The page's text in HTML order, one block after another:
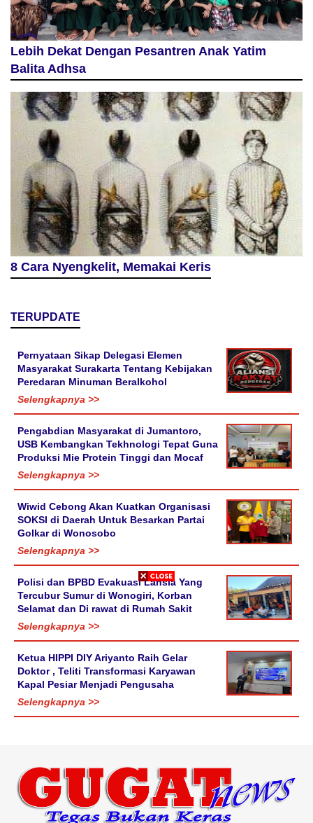
Lebih Dekat Dengan Pesantren Anak Yatim
Balita Adhsa
8 Cara Nyengkelit, Memakai Keris
TERUPDATE
Pernyataan Sikap Delegasi Elemen
Masyarakat Surakarta Tentang Kebijakan
Peredaran Minuman Beralkohol
Selengkapnya >>
Pengabdian Masyarakat di Jumantoro,
USB Kembangkan Tekhnologi Tepat Guna
Produksi Mie Protein Tinggi dan Mocaf
Selengkapnya >>
Wiwid Cebong Akan Kuatkan Organisasi
SOKSI di Daerah Untuk Besarkan Partai
Golkar di Wonosobo
Selengkapnya >>
Polisi dan BPBD Evakuasi Lansia Yang
Tercubur Sumur di Wonogiri, Korban
Selamat dan Di rawat di Rumah Sakit
Selengkapnya >>
Ketua HIPPI DIY Ariyanto Raih Gelar
Doktor , Teliti Transformasi Karyawan
Kapal Pesiar Menjadi Pengusaha
Selengkapnya >>